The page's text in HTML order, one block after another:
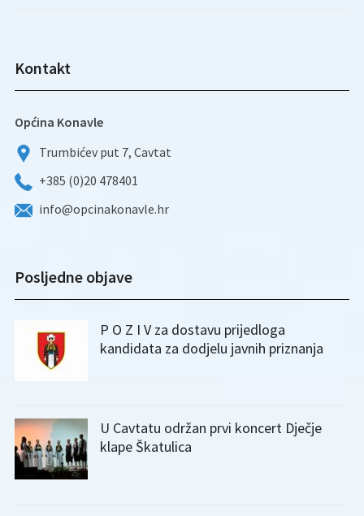
Kontakt
Općina Konavle
Trumbićev put 7, Cavtat
+385 (0)20 478401
info@opcinakonavle.hr
Posljedne objave
P O Z I V za dostavu prijedloga
kandidata za dodjelu javnih priznanja
U Cavtatu održan prvi koncert Dječje
klape Škatulica